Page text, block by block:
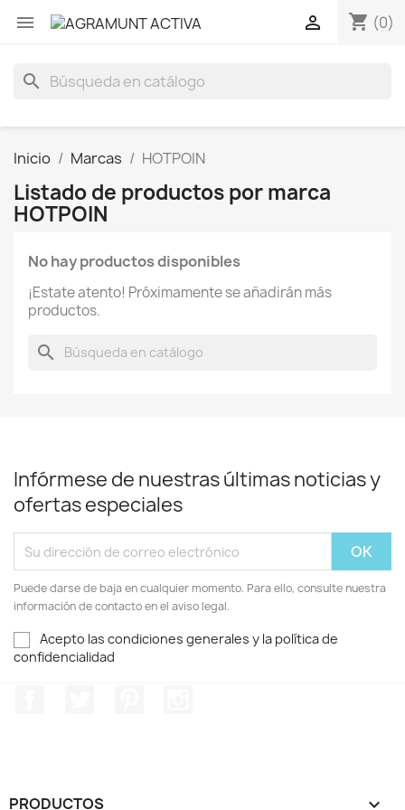
 shopping_cart (0)

search
Inicio Marcas HOTPOIN
Listado de productos por marca
HOTPOIN
No hay productos disponibles
¡Estate atento! Próximamente se añadirán más
productos.
search
Infórmese de nuestras últimas noticias y
ofertas especiales
Puede darse de baja en cualquier momento. Para ello, consulte nuestra
información de contacto en el aviso legal.
Acepto las condiciones generales y la política de
confidencialidad
PRODUCTOS 